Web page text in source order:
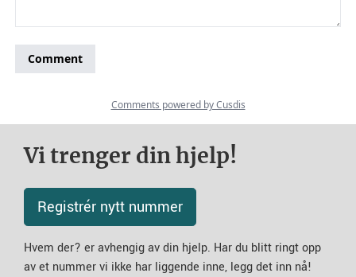
Vi trenger din hjelp!
Registrér nytt nummer
Hvem der? er avhengig av din hjelp. Har du blitt ringt opp
av et nummer vi ikke har liggende inne, legg det inn nå!